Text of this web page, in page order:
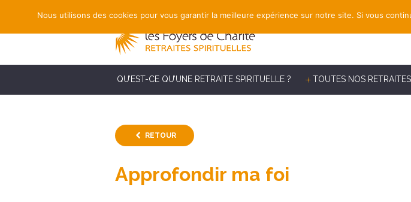
QU’EST-CE QU’UNE RETRAITE SPIRITUELLE ? TOUTES NOS RETRAITES
RETOUR
Approfondir ma foi
Nous utilisons des cookies pour vous garantir la meilleure expérience sur notre site. Si vous